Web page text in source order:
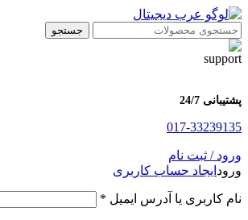
جستجو
پشتیبانی 24/7
017-33239135
ورود / ثبت نام
ورود ایجاد حساب کاربری
نام کاربری یا آدرس ایمیل *